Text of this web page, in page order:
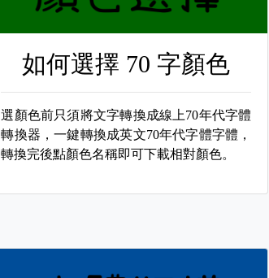
如何選擇 70 字顏色
選顏色前只須將文字轉換成線上70年代字體
轉換器，一鍵轉換成英文70年代字體字體，
轉換完後點顏色名稱即可下載相對顏色。